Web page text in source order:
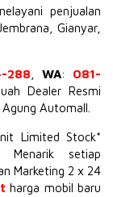
penjualan
Gianyar,
288 WA: 081-
Dealer Resmi
Agung Automall.
Limited Stock*
Menarik setiap
Marketing 2 x 24
harga mobil baru